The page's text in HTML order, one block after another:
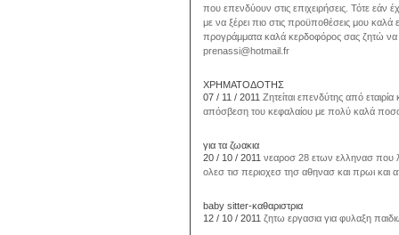
που επενδύουν στις επιχειρήσεις. Τότε εάν
με να ξέρει πιο στις προϋποθέσεις μου
προγράμματα καλά κερδοφόρος σας ζητώ
prenassi@hotmail.fr
ΧΡΗΜΑΤΟΔΟΤΗΣ
07 / 11 / 2011 Ζητείται επενδύτης από
απόσβεση του κεφαλαίου με πολύ καλά
για τα ζωακια
20 / 10 / 2011 νεαροσ 28 ετων ελληνασ που
ολεσ τισ περιοχεσ τησ αθηνασ και πρωι και
baby sitter-καθαριστρια
12 / 10 / 2011 ζητω εργασια για φυλαξη